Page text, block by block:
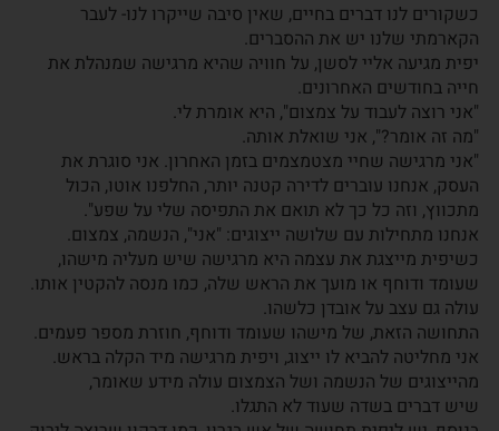
כשקורים לנו דברים בחיים, שאין סיבה שייקרו לנו- לעבר
הקארמתי שלנו יש את ההסברים.
יפית מגיעה אליי לסשן, על חוויה שהיא מרגישה שמנהלת את
חייה בחודשים האחרונים.
"אני רוצה לעבוד על צמצום", היא אומרת לי.
"מה זה אומר?", אני שואלת אותה.
"אני מרגישה שחיי מצטמצמים בזמן האחרון. אני סוגרת את
העסק, אנחנו עוברים לדירה קטנה יותר, החלפנו אוטו, הכול
מתכווץ, וזה כל כך לא תואם את התפיסה שלי על שפע".
אנחנו מתחילות עם שלושה ייצוגים: "אני", הנשמה, צמצום.
כשיפית מייצגת את עצמה היא מרגישה שיש מעליה מישהו,
שעומד ודוחף או מועך את הראש שלה, כמו מנסה להקטין אותו.
עולה גם עצב על אובדן כלשהו.
התחושה הזאת, של מישהו שעומד ודוחף, חוזרת מספר פעמים.
אני מחליטה להביא לו ייצוג, ויפית מרגישה מיד הקלה בראש.
מהייצוגים של הנשמה ושל הצמצום עולה מידע שאומר,
שיש דברים בשדה שעוד לא התגלו.